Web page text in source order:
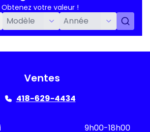
Obtenez votre valeur !
Ventes
418-629-4434
9h00-18h00